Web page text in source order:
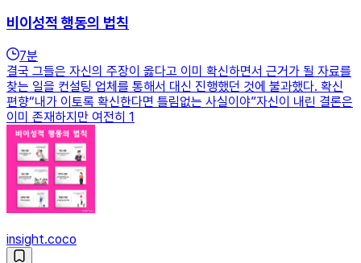
비이성적 행동의 법칙
7분
결국 그들은 자신의 주장이 옳다고 이미 확신하면서 근거가 될 자료를
찾는 일을 컨설팅 업체를 통해서 대신 진행했던 것에 불과했다. 확신
편향“내가 이토록 확신한다면 틀림없는 사실이야”자신이 내린 결론은
이미 존재하지만 여전히 1
insight.coco